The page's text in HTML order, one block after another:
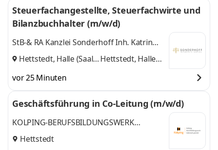
Steuerfachangestellte, Steuerfachwirte und
Bilanzbuchhalter (m/w/d)
StB-& RA Kanzlei Sonderhoff Inh. Katrin
Sonderhoff
Hettstedt, Halle (Saale)Hettstedt, Halle
vor 25 Minuten
Geschäftsführung in Co-Leitung (m/w/d)
KOLPING-BERUFSBILDUNGSWERK
HETTSTEDT gGmbH
Hettstedt